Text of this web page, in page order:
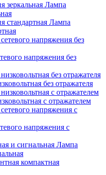
Лампа
Лампа
напряжения без
без отражателя
с отражателем
напряжения с
Лампа